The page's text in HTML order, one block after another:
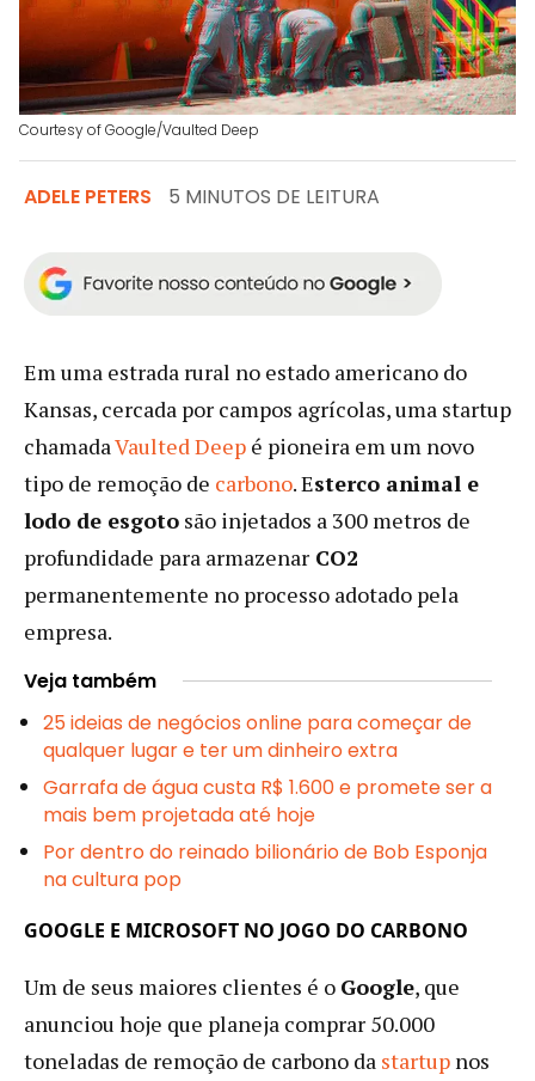
Courtesy of Google/Vaulted Deep
ADELE PETERS 5 MINUTOS DE LEITURA
Em uma estrada rural no estado americano do
Kansas, cercada por campos agrícolas, uma startup
chamadaVaulted Deep é pioneira em um novo
tipo de remoção de carbono. Esterco animal e
lodo de esgoto são injetados a 300 metros de
profundidade para armazenar CO2
permanentemente no processo adotado pela
empresa.
Veja também
25 ideias de negócios online para começar de
qualquer lugar e ter um dinheiro extra
Garrafa de água custa R$ 1.600 e promete ser a
mais bem projetada até hoje
Por dentro do reinado bilionário de Bob Esponja
na cultura pop
GOOGLE E MICROSOFT NO JOGO DO CARBONO
Um de seus maiores clientes é o Google, que
anunciou hoje que planeja comprar 50.000
toneladas de remoção de carbono da startup nos